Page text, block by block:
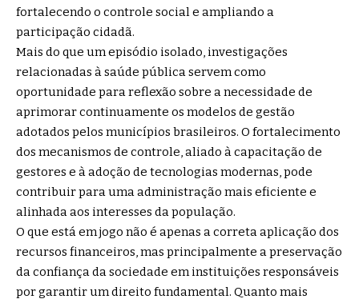
fortalecendo o controle social e ampliando a
participação cidadã.
Mais do que um episódio isolado, investigações
relacionadas à saúde pública servem como
oportunidade para reflexão sobre a necessidade de
aprimorar continuamente os modelos de gestão
adotados pelos municípios brasileiros. O fortalecimento
dos mecanismos de controle, aliado à capacitação de
gestores e à adoção de tecnologias modernas, pode
contribuir para uma administração mais eficiente e
alinhada aos interesses da população.
O que está em jogo não é apenas a correta aplicação dos
recursos financeiros, mas principalmente a preservação
da confiança da sociedade em instituições responsáveis
por garantir um direito fundamental. Quanto mais